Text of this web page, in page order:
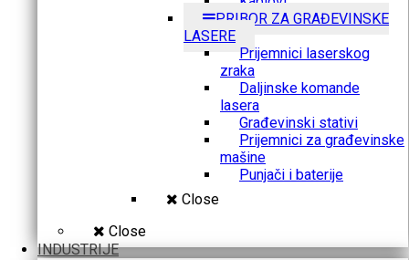
PRIBOR ZA GRAĐEVINSKE
LASERE
Prijemnici laserskog
zraka
Daljinske komande
lasera
Građevinski stativi
Prijemnici za građevinske
mašine
Punjači i baterije
Close
Close
INDUSTRIJE